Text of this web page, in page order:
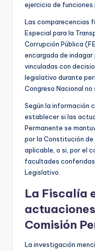
ejercicio de funciones
Las comparecencias
Especial para la
Corrupción Pública
encargada de
vinculadas con
legislativo durante
Congreso Nacional no
Según la información
establecer si las
Permanente se
por la Constitución de
aplicable, o si, por el
facultades conferidas
Legislativo.
La Fiscalía
Comisión
La investigación